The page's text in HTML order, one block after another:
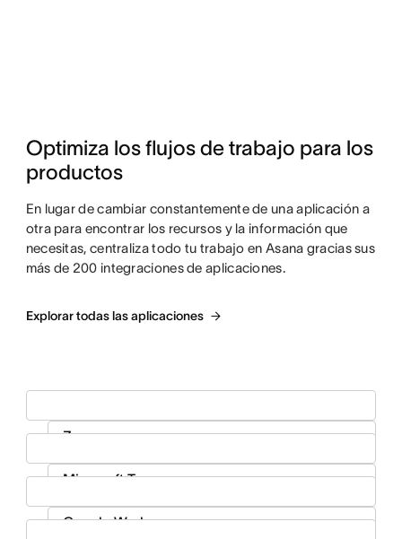
Optimiza los flujos de trabajo para los
productos
En lugar de cambiar constantemente de una aplicación a
otra para encontrar los recursos y la información que
necesitas, centraliza todo tu trabajo en Asana gracias sus
más de 200 integraciones de aplicaciones.
Explorar todas las aplicaciones